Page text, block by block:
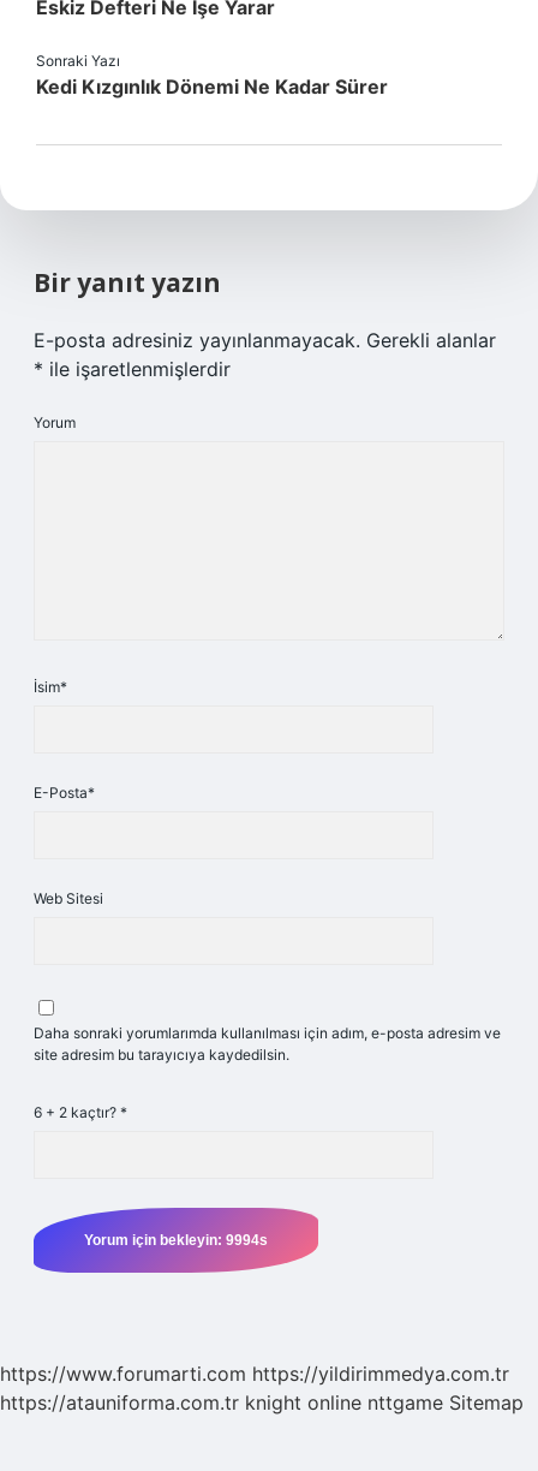
Eskiz Defteri Ne Işe Yarar
Sonraki Yazı
Kedi Kızgınlık Dönemi Ne Kadar Sürer
Bir yanıt yazın
E-posta adresiniz yayınlanmayacak. Gerekli alanlar
* ile işaretlenmişlerdir
Yorum
İsim*
E-Posta*
Web Sitesi
Daha sonraki yorumlarımda kullanılması için adım, e-posta adresim ve
site adresim bu tarayıcıya kaydedilsin.
6 + 2 kaçtır? *
https://www.forumarti.com https://yildirimmedya.com.tr
https://atauniforma.com.tr knight online nttgame Sitemap